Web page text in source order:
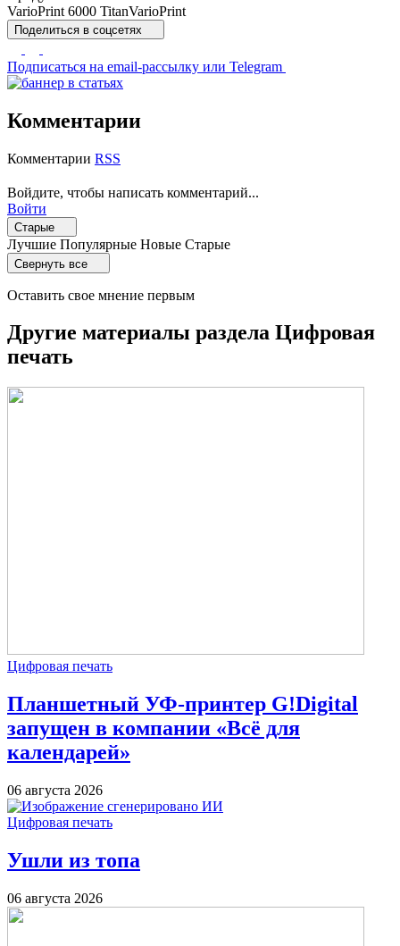
VarioPrint 6000 TitanVarioPrint
Поделиться в соцсетях
Подписаться на email-рассылку или Telegram
Комментарии
Комментарии RSS
Войдите, чтобы написать комментарий...
Войти
Старые
Лучшие Популярные Новые Старые
Свернуть все
Оставить свое мнение первым
Другие материалы раздела Цифровая
печать
Цифровая печать
Планшетный УФ-принтер G!Digital
запущен в компании «Всё для
календарей»
06 августа 2026
Цифровая печать
Ушли из топа
06 августа 2026